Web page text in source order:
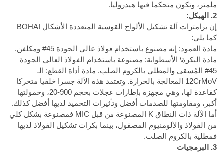
ملمتر، وتكون متحكما فيها هيدروليا.
2. الهيكل:
إن برامترات آلة تشكيل الألواح القوسية المتعددة الأشكال BOHAI
كما يلي:
مادة العمود: إنه مصنوع باستخدام فولاذ عالي الجودة 45# ومكلفن.
مادة البكرة\ الأسطوانة: مصنوعة باستخدام الفولاذ العالي الجودة
45# المُسقى والمطلي بالكروم الصلب. مادة أداة القطع: الـ
12CrMoV المعالجة بالحرارة. وتعتمد هذه الآلة جسرا خلفيا متحركا
كقاعدة لها، وهي مجهزة بإطارات عجلات بحجم 900-20، وحمولتها
أكبر، ومقاومتها للصدمات أفضل وتأثيرات التخميد لديها أفضل كذلك.
أما الآلة ذات النطاق K المصنوعة من قبل MIC فمصنوعة بشكل كلي
من الفولاذ والألومنيوم المصقول، بينما بكرات تشكيل الفولاذ لديها
فمطلية بالكروم الصلب.
3. البرمجيات